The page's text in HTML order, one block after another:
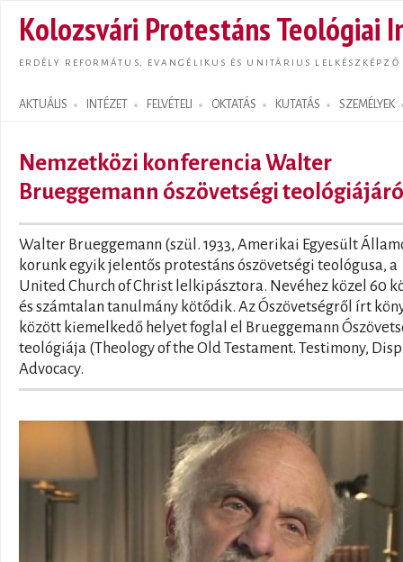
Kolozsvári Protestáns Teológiai
ERDÉLY REFORMÁTUS, EVANGÉLIKUS ÉS UNITÁRIUS LELKÉSZKÉPZŐ
AKTUÁLIS INTÉZET FELVÉTELI OKTATÁS KUTATÁS SZEMÉLYEK
Search form
Nemzetközi konferencia Walter
Brueggemann ószövetségi
Walter Brueggemann (szül. 1933, Amerikai Egyesült
korunk egyik jelentős protestáns ószövetségi teológusa, a
United Church of Christ lelkipásztora. Nevéhez közel 60
és számtalan tanulmány kötődik. Az Ószövetségről írt
között kiemelkedő helyet foglal el Brueggemann
teológiája (Theology of the Old Testament. Testimony,
Advocacy.